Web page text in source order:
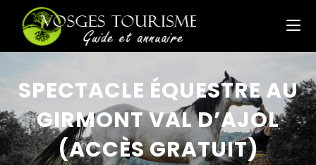
SPECTACLE ÉQUESTRE AU
GIRMONT VAL D’AJOL
(ACCÈS GRATUIT)